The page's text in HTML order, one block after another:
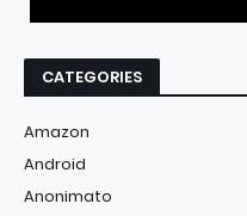
CATEGORIES
Amazon
Android
Anonimato